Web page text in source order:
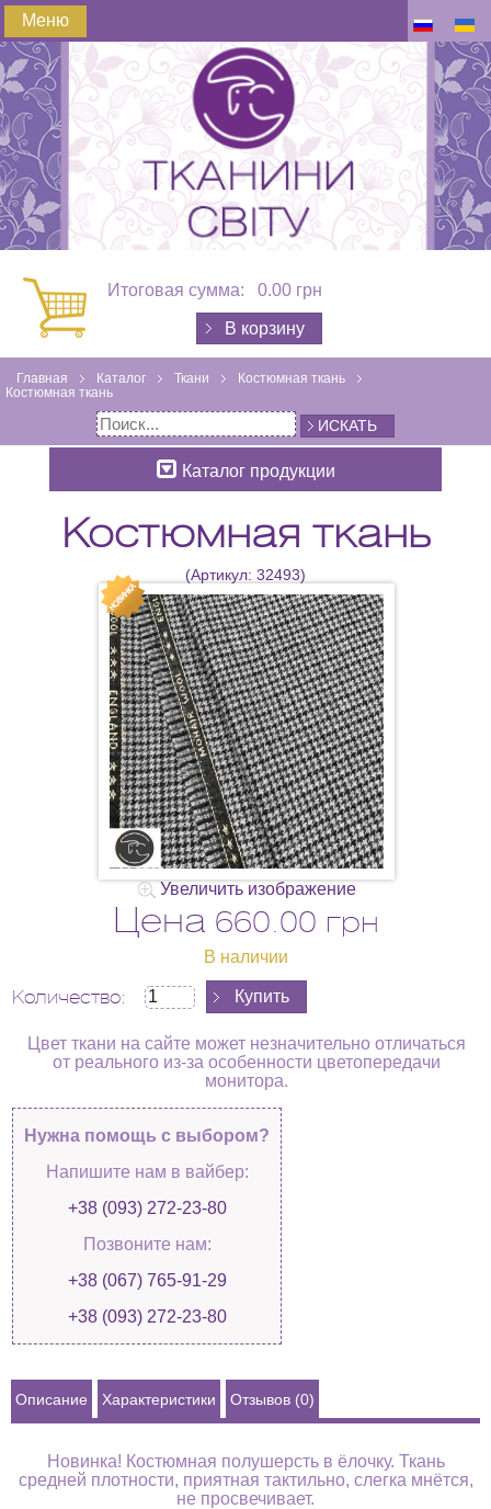
Меню
Итоговая сумма: 0.00 грн
В корзину
Главная Каталог Ткани
Костюмная ткань
Костюмная ткань
ИСКАТЬ
Каталог продукции
Костюмная ткань
(Артикул: 32493)
Увеличить изображение
Цена 660.00 грн
В наличии
Количество:
Цвет ткани на сайте может незначительно отличаться
от реального из-за особенности цветопередачи
монитора.
Нужна помощь с выбором?
Напишите нам в вайбер:
+38 (093) 272-23-80
Позвоните нам:
+38 (067) 765-91-29
+38 (093) 272-23-80
Описание Характеристики Отзывов (0)
Новинка! Костюмная полушерсть в ёлочку. Ткань
средней плотности, приятная тактильно, слегка мнётся,
не просвечивает.